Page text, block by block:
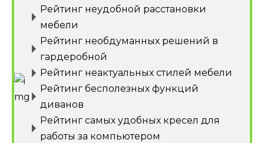
Рейтинг неудобной расстановки
мебели
Рейтинг необдуманных решений в
гардеробной
Рейтинг неактуальных стилей мебели
Рейтинг бесполезных функций
диванов
Рейтинг самых удобных кресел для
работы за компьютером